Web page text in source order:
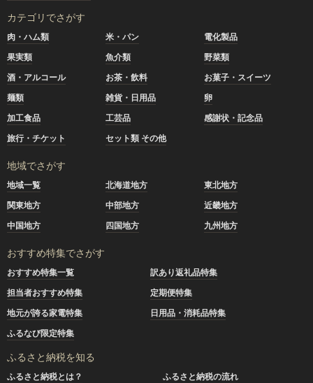
カテゴリでさがす
肉・ハム類 米・パン
電化製品
果実類
魚介類
野菜類
酒・アルコール
お茶・飲料
お菓子・スイーツ
麺類
雑貨・日用品
卵
加工食品
工芸品
感謝状・記念品
旅行・チケット
セット類 その他
地域でさがす
地域一覧 北海道地方
東北地方
関東地方
中部地方
近畿地方
中国地方
四国地方 九州地方
おすすめ特集でさがす
おすすめ特集一覧
訳あり返礼品特集
担当者おすすめ特集
定期便特集
地元が誇る家電特集
日用品・消耗品特集
ふるなび限定特集
ふるさと納税を知る
ふるさと納税とは？
ふるさと納税の流れ